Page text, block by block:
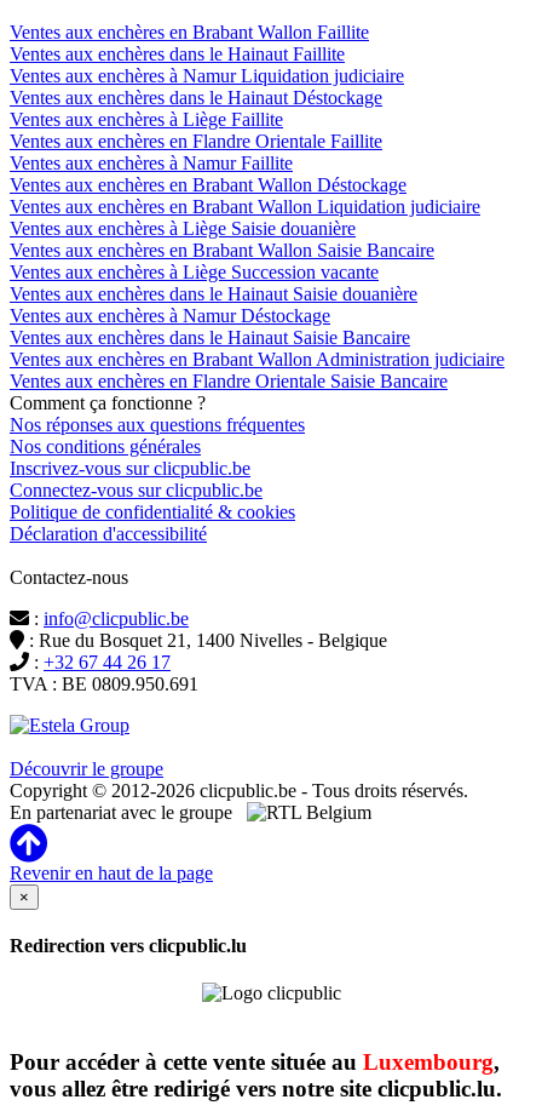
Ventes aux enchères en Brabant Wallon Faillite
Ventes aux enchères dans le Hainaut Faillite
Ventes aux enchères à Namur Liquidation judiciaire
Ventes aux enchères dans le Hainaut Déstockage
Ventes aux enchères à Liège Faillite
Ventes aux enchères en Flandre Orientale Faillite
Ventes aux enchères à Namur Faillite
Ventes aux enchères en Brabant Wallon Déstockage
Ventes aux enchères en Brabant Wallon Liquidation judiciaire
Ventes aux enchères à Liège Saisie douanière
Ventes aux enchères en Brabant Wallon Saisie Bancaire
Ventes aux enchères à Liège Succession vacante
Ventes aux enchères dans le Hainaut Saisie douanière
Ventes aux enchères à Namur Déstockage
Ventes aux enchères dans le Hainaut Saisie Bancaire
Ventes aux enchères en Brabant Wallon Administration judiciaire
Ventes aux enchères en Flandre Orientale Saisie Bancaire
Comment ça fonctionne ?
Nos réponses aux questions fréquentes
Nos conditions générales
Inscrivez-vous sur clicpublic.be
Connectez-vous sur clicpublic.be
Politique de confidentialité & cookies
Déclaration d'accessibilité
Contactez-nous
: info@clicpublic.be
: Rue du Bosquet 21, 1400 Nivelles - Belgique
: +32 67 44 26 17
TVA : BE 0809.950.691
Découvrir le groupe
Copyright © 2012-2026 clicpublic.be - Tous droits réservés.
En partenariat avec le groupe
Revenir en haut de la page
×
Redirection vers clicpublic.lu
Pour accéder à cette vente située au Luxembourg,
vous allez être redirigé vers notre site clicpublic.lu.